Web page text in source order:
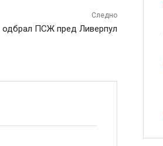
Следно
ПСЖ пред Ливерпул